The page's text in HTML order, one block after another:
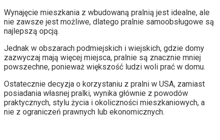
Wynajęcie mieszkania z wbudowaną pralnią jest idealne, ale
nie zawsze jest możliwe, dlatego pralnie samoobsługowe są
najlepszą opcją.
Jednak w obszarach podmiejskich i wiejskich, gdzie domy
zazwyczaj mają więcej miejsca, pralnie są znacznie mniej
powszechne, ponieważ większość ludzi woli prać w domu.
Ostatecznie decyzja o korzystaniu z pralni w USA, zamiast
posiadania własnej pralki, wynika głównie z powodów
praktycznych, stylu życia i okoliczności mieszkaniowych, a
nie z ograniczeń prawnych lub ekonomicznych.